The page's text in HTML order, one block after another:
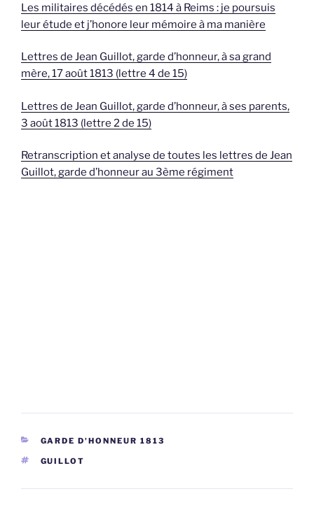
Les militaires décédés en 1814 à Reims : je poursuis
leur étude et j’honore leur mémoire à ma manière
Lettres de Jean Guillot, garde d’honneur, à sa grand
mère, 17 août 1813 (lettre 4 de 15)
Lettres de Jean Guillot, garde d’honneur, à ses parents,
3 août 1813 (lettre 2 de 15)
Retranscription et analyse de toutes les lettres de Jean
Guillot, garde d’honneur au 3ème régiment
CATÉGORIES
GARDE D'HONNEUR 1813
ÉTIQUETTES
GUILLOT